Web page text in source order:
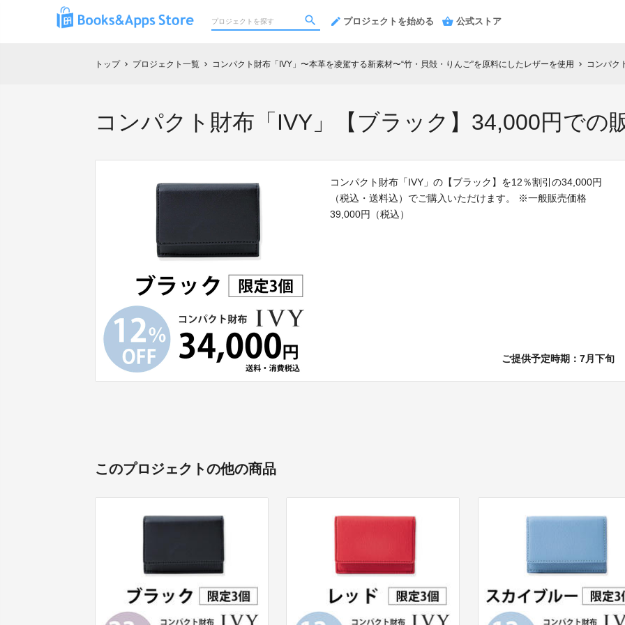
プロジェクトを始める 公式ストア
トップ chevron_right プロジェクト一覧 chevron_right コンパクト財布「IVY」〜本革を凌駕する新素材〜“竹・貝殻・りんご”を原料にしたレザーを使用 chevron_right コンパク
コンパクト財布「IVY」【ブラック】34,000円での
コンパクト財布「IVY」の【ブラック】を12％割引の34,000円
（税込・送料込）でご購入いただけます。 ※一般販売価格
39,000円（税込）
ご提供予定時期：7月下旬
このプロジェクトの他の商品